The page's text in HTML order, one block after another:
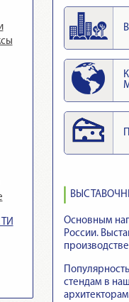
Основным
России.
стендам в